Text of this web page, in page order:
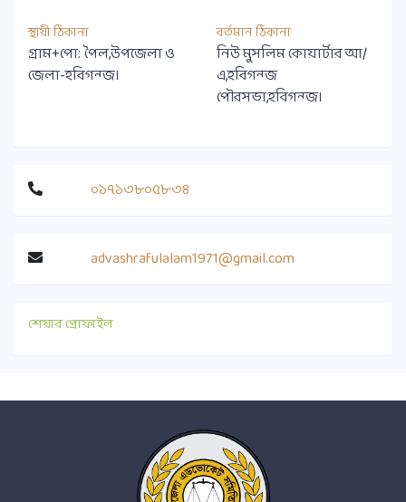
স্থায়ী ঠিকানা
গ্রাম+পো: পৈল,উপজেলা ও
জেলা-হবিগন্জ।
বর্তমান ঠিকানা
নিউ মুসলিম কোয়ার্টার আ/
এ,হবিগন্জ
পৌরসভা,হবিগন্জ।
০১৭১৩৮০৫৮৩৪
advashrafulalam1971@gmail.com
শেয়ার প্রোফাইল